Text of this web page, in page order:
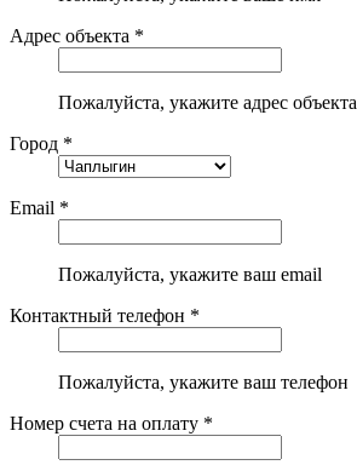
Адрес объекта *
Пожалуйста, укажите адрес объекта
Город *
Email *
Пожалуйста, укажите ваш email
Контактный телефон *
Пожалуйста, укажите ваш телефон
Номер счета на оплату *